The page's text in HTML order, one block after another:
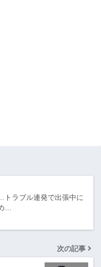
ラブル連発で出張中に
…
次の記事